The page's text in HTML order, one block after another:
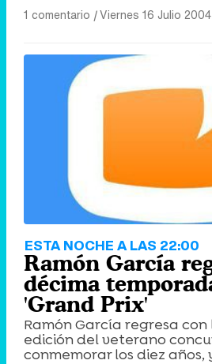
1 comentario |Viernes 16 Julio 2004
ESTA NOCHE A LAS 22:00
Ramón García
décima
'Grand Prix'
Ramón García regresa
edición del veterano
conmemorar los diez años,